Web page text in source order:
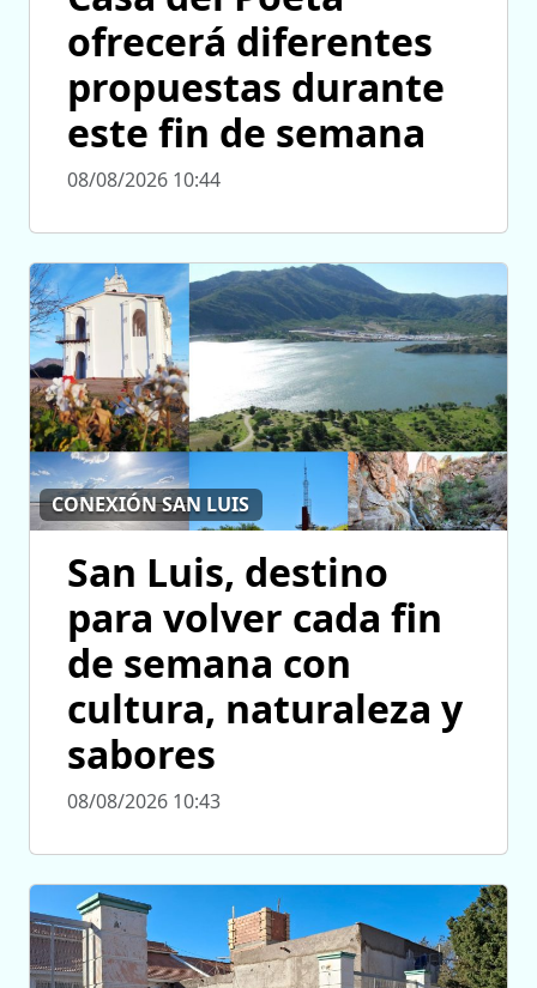
ofrecerá diferentes
propuestas durante
este fin de semana
08/08/2026 10:44
CONEXIÓN SAN LUIS
San Luis, destino
para volver cada fin
de semana con
cultura, naturaleza y
sabores
08/08/2026 10:43